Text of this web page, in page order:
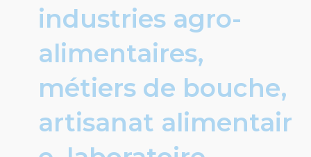
industries agro-
alimentaires,
métiers de bouche,
artisanat alimentair